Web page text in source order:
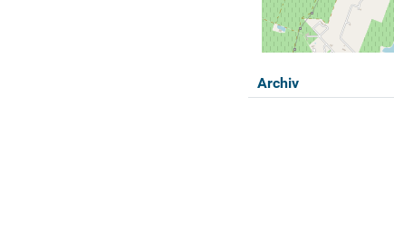
Archiv